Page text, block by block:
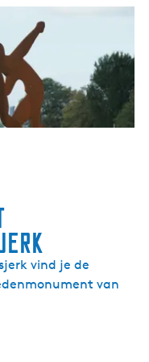
vind je de
van